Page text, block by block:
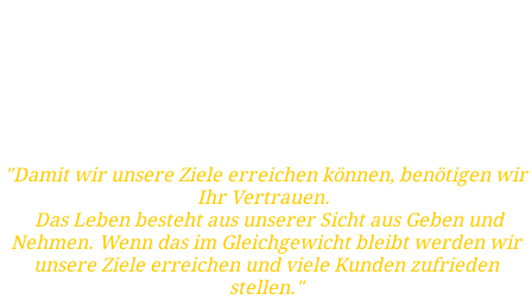
"Damit wir unsere Ziele erreichen können, benötigen wir
Ihr Vertrauen.
Das Leben besteht aus unserer Sicht aus Geben und
Nehmen. Wenn das im Gleichgewicht bleibt werden wir
unsere Ziele erreichen und viele Kunden zufrieden
stellen."